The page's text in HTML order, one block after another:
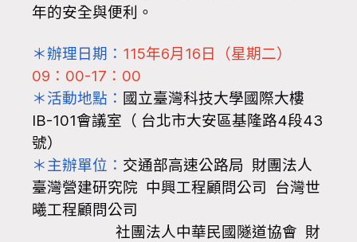
年的安全與便利。
＊辦理日期： 115年6月16日（星期二）
09：00-17：00
＊活動地點： 國立臺灣科技大學國際大樓
IB-101會議室（ 台北市大安區基隆路4段43
號）
＊主辦單位： 交通部高速公路局 財團法人
臺灣營建研究院 中興工程顧問公司 台灣世
曦工程顧問公司
社團法人中華民國隧道協會 財